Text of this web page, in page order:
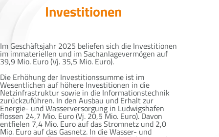
Investitionen
Im Geschäftsjahr 2025 beliefen sich die Investitionen
im immateriellen und im Sachanlagevermögen auf
39,9 Mio. Euro (Vj. 35,5 Mio. Euro).
Die Erhöhung der Investitionssumme ist im
Wesentlichen auf höhere Investitionen in die
Netzinfrastruktur sowie in die Informationstechnik
zurückzuführen. In den Ausbau und Erhalt zur
Energie- und Wasserversorgung in Ludwigshafen
flossen 24,7 Mio. Euro (Vj. 20,5 Mio. Euro). Davon
entfielen 7,4 Mio. Euro auf das Stromnetz und 2,0
Mio. Euro auf das Gasnetz. In die Wasser- und